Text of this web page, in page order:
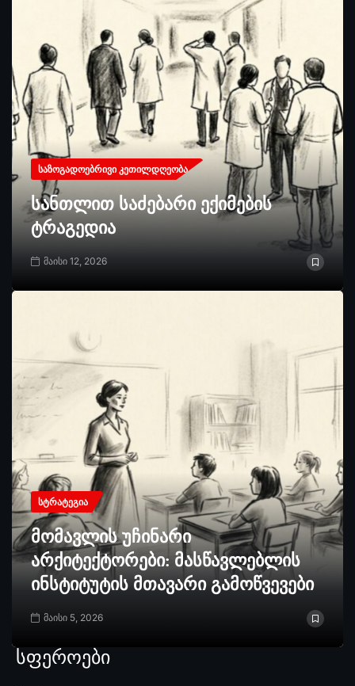
ᲡᲐᲖᲝᲒᲐᲓᲝᲔᲑᲠᲘᲕᲘ ᲙᲔᲗᲘᲚᲓᲦᲔᲝᲑᲐ
სანთლით საძებარი ექიმების
ტრაგედია
მაისი 12, 2026
ᲡᲢᲠᲐᲢᲔᲒᲘᲐ
მომავლის უჩინარი
არქიტექტორები: მასწავლებლის
ინსტიტუტის მთავარი გამოწვევები
მაისი 5, 2026
სფეროები